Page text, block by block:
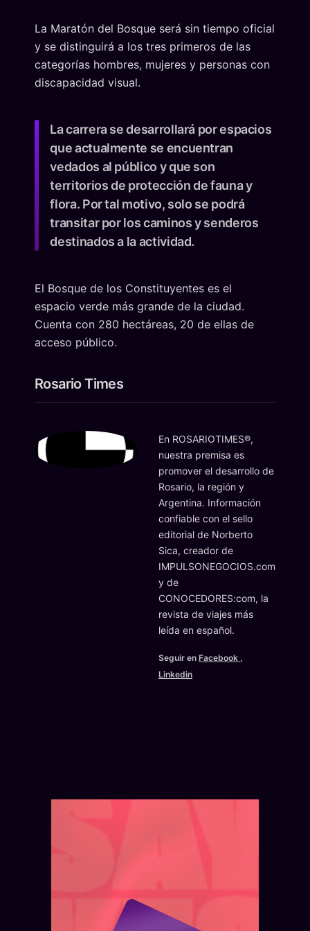
La Maratón del Bosque será sin tiempo oficial
y se distinguirá a los tres primeros de las
categorías hombres, mujeres y personas con
discapacidad visual.
La carrera se desarrollará por espacios
que actualmente se encuentran
vedados al público y que son
territorios de protección de fauna y
flora. Por tal motivo, solo se podrá
transitar por los caminos y senderos
destinados a la actividad.
El Bosque de los Constituyentes es el
espacio verde más grande de la ciudad.
Cuenta con 280 hectáreas, 20 de ellas de
acceso público.
Rosario Times
En ROSARIOTIMES®,
nuestra premisa es
promover el desarrollo de
Rosario, la región y
Argentina. Información
confiable con el sello
editorial de Norberto
Sica, creador de
IMPULSONEGOCIOS.com
y de
CONOCEDORES:com, la
revista de viajes más
leída en español.
Seguir en Facebook ,
Linkedin